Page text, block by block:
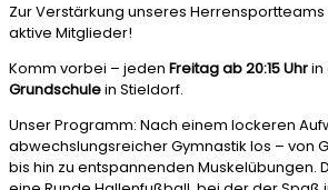
Zur Verstärkung unseres
aktive Mitglieder!
Komm vorbei – jeden Freitag ab 20:15 Uhrin
Grundschulein Stieldorf.
Unser Programm: Nach einem lockeren
abwechslungsreicher Gymnastik los – von
bis hin zu entspannenden Muskelübungen.